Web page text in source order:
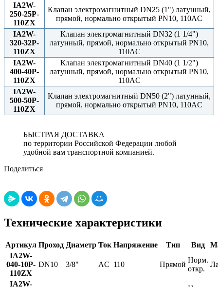
IA2W-
250-25P-
110ZX
Клапан электромагнитный DN25 (1") латунный,
прямой, нормально открытый PN10, 110AC
IA2W-
320-32P-
110ZX
Клапан электромагнитный DN32 (1 1/4")
латунный, прямой, нормально открытый PN10,
110AC
IA2W-
400-40P-
110ZX
Клапан электромагнитный DN40 (1 1/2")
латунный, прямой, нормально открытый PN10,
110AC
IA2W-
500-50P-
110ZX
Клапан электромагнитный DN50 (2") латунный,
прямой, нормально открытый PN10, 110AC
БЫСТРАЯ ДОСТАВКА
по территории Российской Федерации любой
удобной вам транспортной компанией.
Поделиться
Технические характеристики
Артикул Проход Диаметр Ток Напряжение Тип Вид
IA2W-
040-10P-
110ZX
DN10 3/8" AC 110 Прямой
Норм.
откр.
IA2W-